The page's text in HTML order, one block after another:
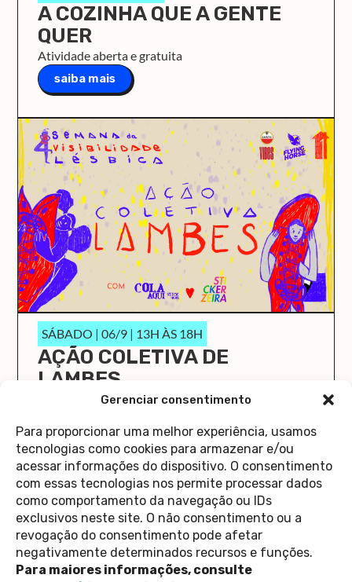
Gerenciar consentimento
Para proporcionar uma melhor experiência, usamos
tecnologias como cookies para armazenar e/ou
acessar informações do dispositivo. O consentimento
com essas tecnologias nos permite processar dados
como comportamento da navegação ou IDs
exclusivos neste site. O não consentimento ou a
revogação do consentimento pode afetar
negativamente determinados recursos e funções.
Para maiores informações, consulte
A COZINHA QUE A GENTE
QUER
Atividade aberta e gratuita
saiba mais
SÁBADO | 06/9 | 13H ÀS 18H
AÇÃO COLETIVA DE
LAMBES
O Cola Aqui/Stick Here vai ocupar a Casa 1 de
saiba mais
Política de Privacidade
Perguntas Frequentes
copyright 2026